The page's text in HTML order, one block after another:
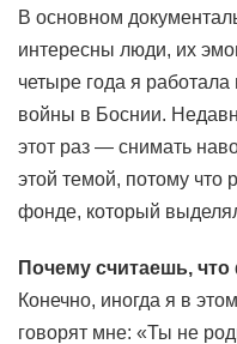
В основном
интересны люди, их
четыре года я
войны в Боснии.
этот раз — снимать
этой темой, потому что
фонде, который
Почему считаешь,
Конечно, иногда я в
говорят мне: «Ты не